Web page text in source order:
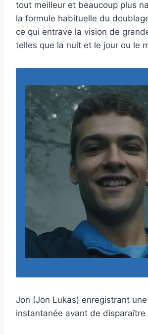
tout meilleur et beaucoup plus
la formule habituelle du
ce qui entrave la vision de
telles que la nuit et le jour ou le
Jon (Jon Lukas) enregistrant
instantanée avant de disparaître